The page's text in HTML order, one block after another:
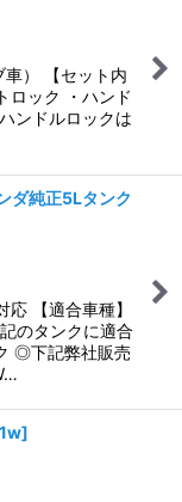
車） 【セット内
ロック ・ハンド
ンドルロックは
ダ純正5Lタンク
【適合車種】
のタンクに適合
◎下記弊社販売
]